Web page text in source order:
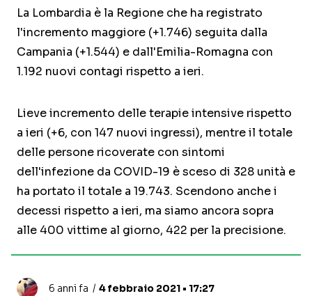
La Lombardia è la Regione che ha registrato
l'incremento maggiore (+1.746) seguita dalla
Campania (+1.544) e dall'Emilia-Romagna con
1.192 nuovi contagi rispetto a ieri.
Lieve incremento delle terapie intensive rispetto
a ieri (+6, con 147 nuovi ingressi), mentre il totale
delle persone ricoverate con sintomi
dell'infezione da COVID-19 è sceso di 328 unità e
ha portato il totale a 19.743. Scendono anche i
decessi rispetto a ieri, ma siamo ancora sopra
alle 400 vittime al giorno, 422 per la precisione.
6 anni fa 4 febbraio 2021 • 17:27